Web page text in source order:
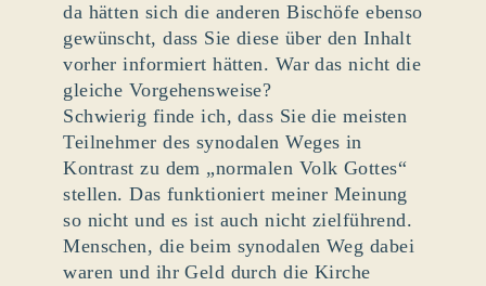
da hätten sich die anderen Bischöfe ebenso
gewünscht, dass Sie diese über den Inhalt
vorher informiert hätten. War das nicht die
gleiche Vorgehensweise?
Schwierig finde ich, dass Sie die meisten
Teilnehmer des synodalen Weges in
Kontrast zu dem „normalen Volk Gottes“
stellen. Das funktioniert meiner Meinung
so nicht und es ist auch nicht zielführend.
Menschen, die beim synodalen Weg dabei
waren und ihr Geld durch die Kirche